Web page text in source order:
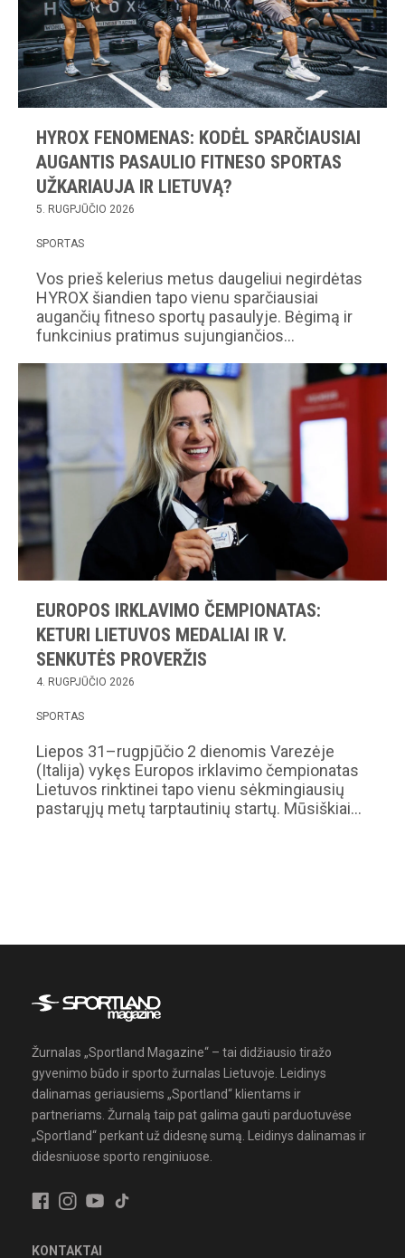
HYROX FENOMENAS: KODĖL SPARČIAUSIAI
AUGANTIS PASAULIO FITNESO SPORTAS
UŽKARIAUJA IR LIETUVĄ?
5. RUGPJŪČIO 2026
SPORTAS
Vos prieš kelerius metus daugeliui negirdėtas
HYROX šiandien tapo vienu sparčiausiai
augančių fitneso sportų pasaulyje. Bėgimą ir
funkcinius pratimus sujungiančios…
EUROPOS IRKLAVIMO ČEMPIONATAS:
KETURI LIETUVOS MEDALIAI IR V.
SENKUTĖS PROVERŽIS
4. RUGPJŪČIO 2026
SPORTAS
Liepos 31–rugpjūčio 2 dienomis Varezėje
(Italija) vykęs Europos irklavimo čempionatas
Lietuvos rinktinei tapo vienu sėkmingiausių
pastarųjų metų tarptautinių startų. Mūsiškiai…
Žurnalas „Sportland Magazine“ – tai didžiausio tiražo
gyvenimo būdo ir sporto žurnalas Lietuvoje. Leidinys
dalinamas geriausiems „Sportland“ klientams ir
partneriams. Žurnalą taip pat galima gauti parduotuvėse
„Sportland“ perkant už didesnę sumą. Leidinys dalinamas ir
didesniuose sporto renginiuose.
KONTAKTAI